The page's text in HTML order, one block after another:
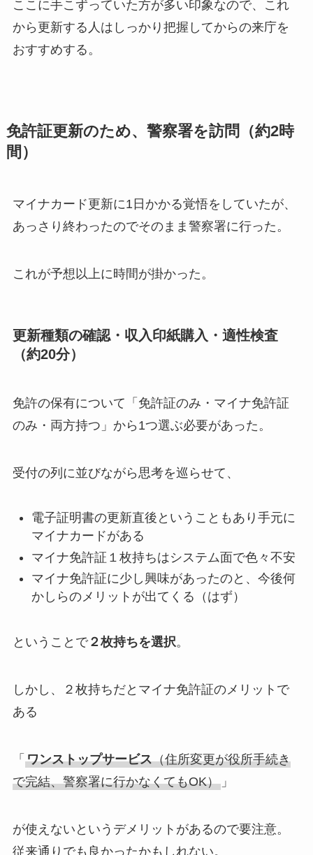
ここに手こずっていた方が多い印象なので、これ
から更新する人はしっかり把握してからの来庁を
おすすめする。
免許証更新のため、警察署を訪問（約2時
間）
マイナカード更新に1日かかる覚悟をしていたが、
あっさり終わったのでそのまま警察署に行った。
これが予想以上に時間が掛かった。
更新種類の確認・収入印紙購入・適性検査
（約20分）
免許の保有について「免許証のみ・マイナ免許証
のみ・両方持つ」から1つ選ぶ必要があった。
受付の列に並びながら思考を巡らせて、
電子証明書の更新直後ということもあり手元に
マイナカードがある
マイナ免許証１枚持ちはシステム面で色々不安
マイナ免許証に少し興味があったのと、今後何
かしらのメリットが出てくる（はず）
ということで２枚持ちを選択。
しかし、２枚持ちだとマイナ免許証のメリットで
ある
「 ワンストップサービス（住所変更が役所手続き
で完結、警察署に行かなくてもOK）」
が使えないというデメリットがあるので要注意。
従来通りでも良かったかもしれない。